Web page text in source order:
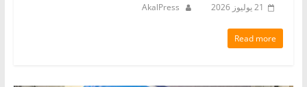
21 يوليوز 2026 AkalPress
Read more